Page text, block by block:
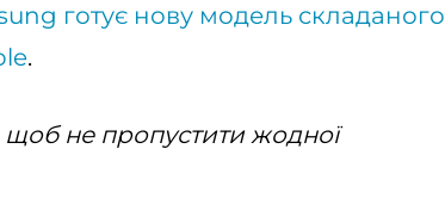
готує нову модель складаного
.
щоб не пропустити жодної